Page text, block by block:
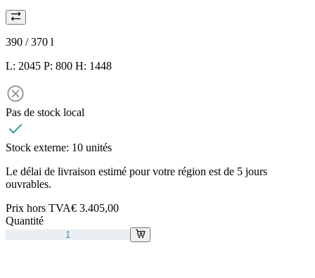
390 / 370 l
L: 2045 P: 800 H: 1448
Pas de stock local
Stock externe: 10 unités
Le délai de livraison estimé pour votre région est de 5 jours
ouvrables.
Prix hors TVA€ 3.405,00
Quantité